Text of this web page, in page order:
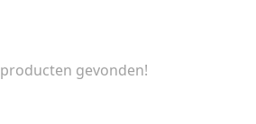
gevonden!